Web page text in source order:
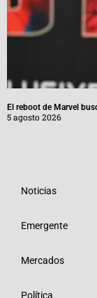
El reboot de Marvel
5 agosto 2026
Noticias
Emergente
Mercados
Política